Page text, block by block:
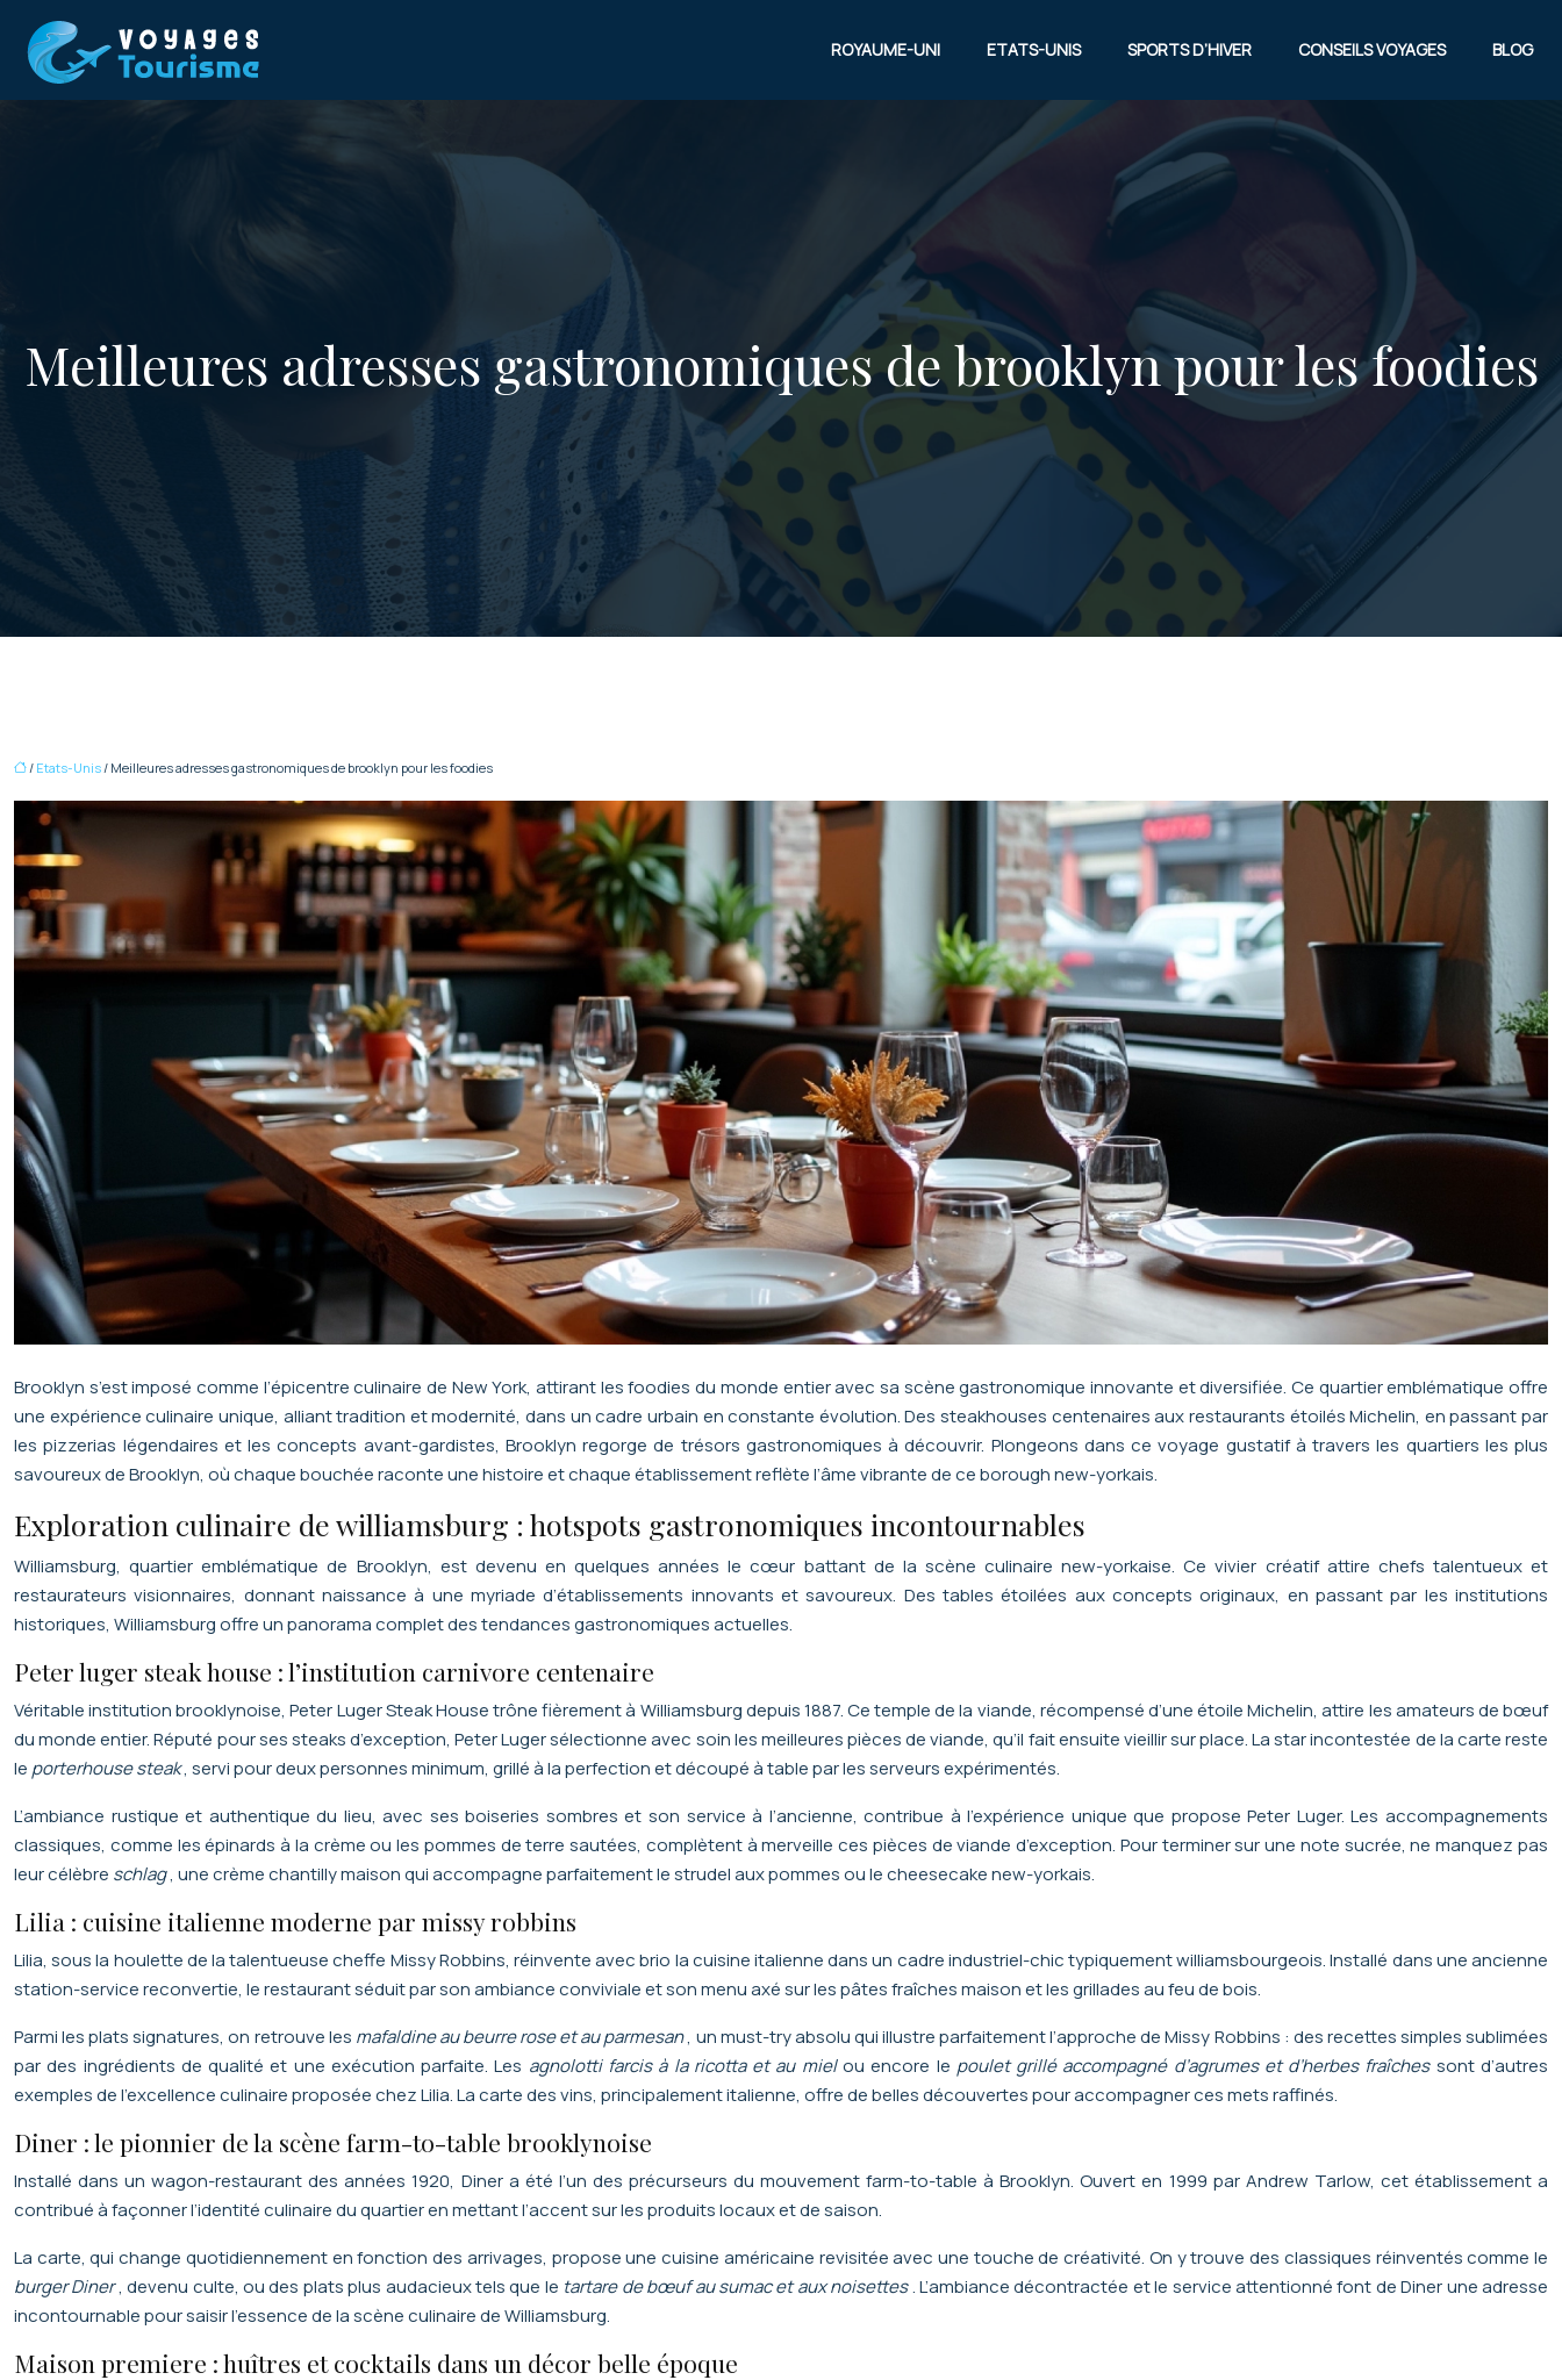
ROYAUME-UNI ETATS-UNIS SPORTS D’HIVER CONSEILS VOYAGES BLOG
Meilleures adresses gastronomiques de brooklyn pour les foodies
/ Etats-Unis/ Meilleures adresses gastronomiques de brooklyn pour les foodies
Brooklyn s’est imposé comme l’épicentre culinaire de New York, attirant les foodies du monde entier avec sa scène gastronomique innovante et diversifiée. Ce quartier emblématique offre
une expérience culinaire unique, alliant tradition et modernité, dans un cadre urbain en constante évolution. Des steakhouses centenaires aux restaurants étoilés Michelin, en passant par
les pizzerias légendaires et les concepts avant-gardistes, Brooklyn regorge de trésors gastronomiques à découvrir. Plongeons dans ce voyage gustatif à travers les quartiers les plus
savoureux de Brooklyn, où chaque bouchée raconte une histoire et chaque établissement reflète l’âme vibrante de ce borough new-yorkais.
Exploration culinaire de williamsburg : hotspots gastronomiques incontournables
Williamsburg, quartier emblématique de Brooklyn, est devenu en quelques années le cœur battant de la scène culinaire new-yorkaise. Ce vivier créatif attire chefs talentueux et
restaurateurs visionnaires, donnant naissance à une myriade d’établissements innovants et savoureux. Des tables étoilées aux concepts originaux, en passant par les institutions
historiques, Williamsburg offre un panorama complet des tendances gastronomiques actuelles.
Peter luger steak house : l’institution carnivore centenaire
Véritable institution brooklynoise, Peter Luger Steak House trône fièrement à Williamsburg depuis 1887. Ce temple de la viande, récompensé d’une étoile Michelin, attire les amateurs de bœuf
du monde entier. Réputé pour ses steaks d’exception, Peter Luger sélectionne avec soin les meilleures pièces de viande, qu’il fait ensuite vieillir sur place. La star incontestée de la carte reste
le porterhouse steak, servi pour deux personnes minimum, grillé à la perfection et découpé à table par les serveurs expérimentés.
L’ambiance rustique et authentique du lieu, avec ses boiseries sombres et son service à l’ancienne, contribue à l’expérience unique que propose Peter Luger. Les accompagnements
classiques, comme les épinards à la crème ou les pommes de terre sautées, complètent à merveille ces pièces de viande d’exception. Pour terminer sur une note sucrée, ne manquez pas
leur célèbre schlag, une crème chantilly maison qui accompagne parfaitement le strudel aux pommes ou le cheesecake new-yorkais.
Lilia : cuisine italienne moderne par missy robbins
Lilia, sous la houlette de la talentueuse cheffe Missy Robbins, réinvente avec brio la cuisine italienne dans un cadre industriel-chic typiquement williamsbourgeois. Installé dans une ancienne
station-service reconvertie, le restaurant séduit par son ambiance conviviale et son menu axé sur les pâtes fraîches maison et les grillades au feu de bois.
Parmi les plats signatures, on retrouve les mafaldine au beurre rose et au parmesan, un must-try absolu qui illustre parfaitement l’approche de Missy Robbins : des recettes simples sublimées
par des ingrédients de qualité et une exécution parfaite. Les agnolotti farcis à la ricotta et au mielou encore le poulet grillé accompagné d’agrumes et d’herbes fraîches sont d’autres
exemples de l’excellence culinaire proposée chez Lilia. La carte des vins, principalement italienne, offre de belles découvertes pour accompagner ces mets raffinés.
Diner : le pionnier de la scène farm-to-table brooklynoise
Installé dans un wagon-restaurant des années 1920, Diner a été l’un des précurseurs du mouvement farm-to-table à Brooklyn. Ouvert en 1999 par Andrew Tarlow, cet établissement a
contribué à façonner l’identité culinaire du quartier en mettant l’accent sur les produits locaux et de saison.
La carte, qui change quotidiennement en fonction des arrivages, propose une cuisine américaine revisitée avec une touche de créativité. On y trouve des classiques réinventés comme le
burger Diner, devenu culte, ou des plats plus audacieux tels que le tartare de bœuf au sumac et aux noisettes. L’ambiance décontractée et le service attentionné font de Diner une adresse
incontournable pour saisir l’essence de la scène culinaire de Williamsburg.
Maison premiere : huîtres et cocktails dans un décor belle époque